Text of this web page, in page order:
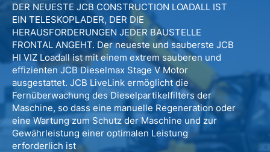
DER NEUESTE JCB CONSTRUCTION LOADALL IST
EIN TELESKOPLADER, DER DIE
HERAUSFORDERUNGEN JEDER BAUSTELLE
FRONTAL ANGEHT. Der neueste und sauberste JCB
HI VIZ Loadall ist mit einem extrem sauberen und
effizienten JCB Dieselmax Stage V Motor
ausgestattet. JCB LiveLink ermöglicht die
Fernüberwachung des Dieselpartikelfilters der
Maschine, so dass eine manuelle Regeneration oder
eine Wartung zum Schutz der Maschine und zur
Gewährleistung einer optimalen Leistung
erforderlich ist